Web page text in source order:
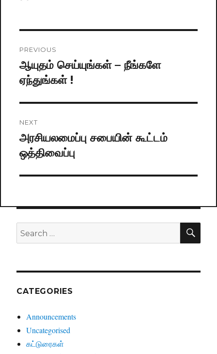
navigation
PREVIOUS
Previous
post:
ஆயுதம் செய்யுங்கள் – நீங்களே
ஏந்துங்கள் !
NEXT
Next
post:
அரசியலமைப்பு சபையின் கூட்டம்
ஒத்திவைப்பு
Search
for:
CATEGORIES
Announcements
Uncategorised
கட்டுரைகள்